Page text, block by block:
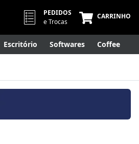
PEDIDOS
e Trocas
CARRINHO
Escritório Softwares Coffee